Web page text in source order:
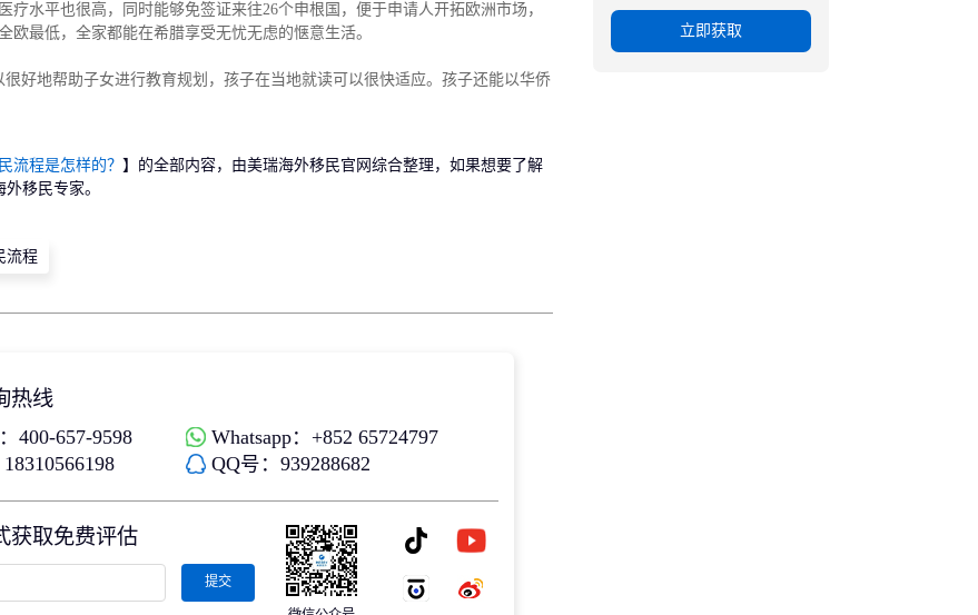
水平也很高，同时能够免签证来往26个申根国，便于申请人开拓欧洲市场，
欧最低，全家都能在希腊享受无忧无虑的惬意生活。
好地帮助子女进行教育规划，孩子在当地就读可以很快适应。孩子还能以华侨
流程是怎样的？ 】的全部内容，由美瑞海外移民官网综合整理，如果想要了解
移民专家。
流程
热线
400-657-9598
Whatsapp：+852 65724797
QQ号：939288682
获取免费评估
提交
立即获取